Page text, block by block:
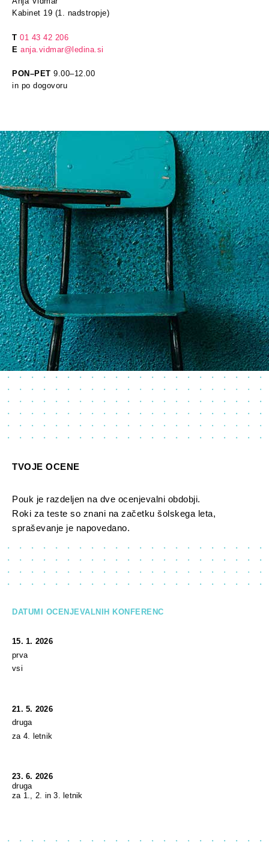
Kabinet 19 (1. nadstropje)
T 01 43 42 206
E anja.vidmar@ledina.si
PON–PET 9.00–12.00
in po dogovoru
TVOJE OCENE
Pouk je razdeljen na dve ocenjevalni obdobji.
Roki za teste so znani na začetku šolskega leta,
spraševanje je napovedano.
DATUMI OCENJEVALNIH KONFERENC
15. 1. 2026
prva
vsi
21. 5. 2026
druga
za 4. letnik
23. 6. 2026
druga
za 1., 2. in 3. letnik